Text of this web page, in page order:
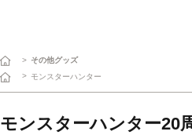
> その他グッズ
> モンスターハンター
モンスターハンター20